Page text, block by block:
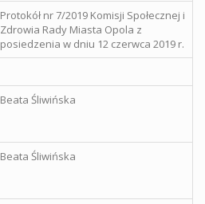
Protokół nr 7/2019 Komisji Społecznej i
Zdrowia Rady Miasta Opola z
posiedzenia w dniu 12 czerwca 2019 r.
Beata Śliwińska
Beata Śliwińska